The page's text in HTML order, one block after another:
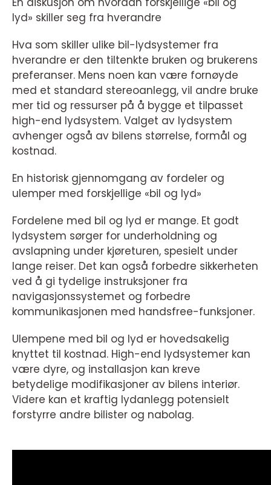
lyd» skiller seg fra hverandre
Hva som skiller ulike bil-lydsystemer fra
hverandre er den tiltenkte bruken og brukerens
preferanser. Mens noen kan være fornøyde
med et standard stereoanlegg, vil andre bruke
mer tid og ressurser på å bygge et tilpasset
high-end lydsystem. Valget av lydsystem
avhenger også av bilens størrelse, formål og
kostnad.
En historisk gjennomgang av fordeler og
ulemper med forskjellige «bil og lyd»
Fordelene med bil og lyd er mange. Et godt
lydsystem sørger for underholdning og
avslapning under kjøreturen, spesielt under
lange reiser. Det kan også forbedre sikkerheten
ved å gi tydelige instruksjoner fra
navigasjonssystemet og forbedre
kommunikasjonen med handsfree-funksjoner.
Ulempene med bil og lyd er hovedsakelig
knyttet til kostnad. High-end lydsystemer kan
være dyre, og installasjon kan kreve
betydelige modifikasjoner av bilens interiør.
Videre kan et kraftig lydanlegg potensielt
forstyrre andre bilister og nabolag.